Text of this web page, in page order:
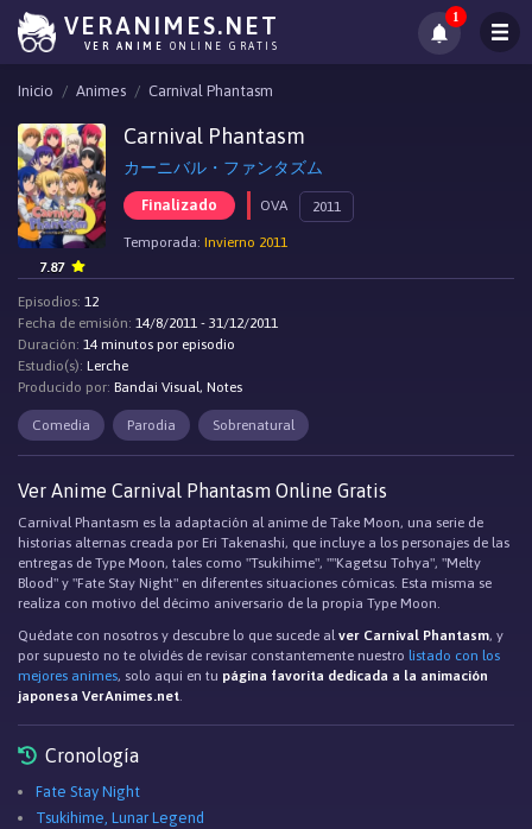
VERANIMES.NET
VER ANIME ONLINE GRATIS
1
Inicio Animes Carnival Phantasm
Carnival Phantasm
カーニバル・ファンタズム
Finalizado OVA 2011
Temporada: Invierno 2011
7.87
Episodios: 12
Fecha de emisión: 14/8/2011 - 31/12/2011
Duración: 14 minutos por episodio
Estudio(s): Lerche
Producido por: Bandai Visual, Notes
Comedia Parodia Sobrenatural
Ver Anime Carnival Phantasm Online Gratis
Carnival Phantasm es la adaptación al anime de Take Moon, una serie de
historias alternas creada por Eri Takenashi, que incluye a los personajes de las
entregas de Type Moon, tales como "Tsukihime", ""Kagetsu Tohya", "Melty
Blood" y "Fate Stay Night" en diferentes situaciones cómicas. Esta misma se
realiza con motivo del décimo aniversario de la propia Type Moon.
Quédate con nosotros y descubre lo que sucede alver Carnival Phantasm, y
por supuesto no te olvidés de revisar constantemente nuestro listado con los
mejores animes, solo aqui en tu página favorita dedicada a la animación
japonesa VerAnimes.net.
Cronología
Fate Stay Night
Tsukihime, Lunar Legend